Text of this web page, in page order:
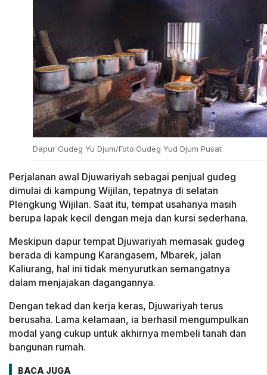
Dapur Gudeg Yu Djum/Foto:Gudeg Yud Djum Pusat
Perjalanan awal Djuwariyah sebagai penjual gudeg
dimulai di kampung Wijilan, tepatnya di selatan
Plengkung Wijilan. Saat itu, tempat usahanya masih
berupa lapak kecil dengan meja dan kursi sederhana.
Meskipun dapur tempat Djuwariyah memasak gudeg
berada di kampung Karangasem, Mbarek, jalan
Kaliurang, hal ini tidak menyurutkan semangatnya
dalam menjajakan dagangannya.
Dengan tekad dan kerja keras, Djuwariyah terus
berusaha. Lama kelamaan, ia berhasil mengumpulkan
modal yang cukup untuk akhirnya membeli tanah dan
bangunan rumah.
BACA JUGA